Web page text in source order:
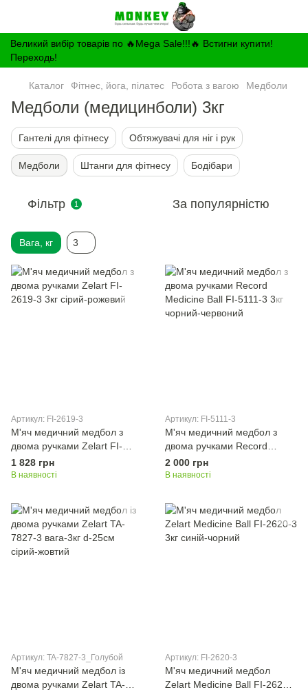
Великий вибір товарів по 🔥Mega Sale!!!🔥 Встигни купити!
Переходь!
Каталог Фітнес, йога, пілатес Робота з вагою Медболи
Медболи (медицинболи) 3кг
Гантелі для фітнесу Обтяжувачі для ніг і рук
Медболи Штанги для фітнесу Бодібари
Фільтр 1 За популярністю
Вага, кг 3
Артикул: FI-2619-3
М'яч медичний медбол з
двома ручками Zelart FI-
2619-3 3кг сірий-рожевий
1 828 грн
В наявності
Артикул: FI-5111-3
М'яч медичний медбол з
двома ручками Record
Medicine Ball FI-5111-3 3кг
чорний-червоний
2 000 грн
В наявності
Артикул: TA-7827-3_Голубой
М'яч медичний медбол із
двома ручками Zelart TA-
Артикул: FI-2620-3
М'яч медичний медбол
Zelart Medicine Ball FI-2620-3